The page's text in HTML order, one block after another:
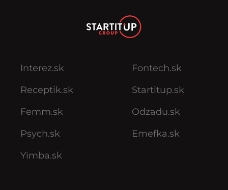
Interez.sk
Receptik.sk
Femm.sk
Psych.sk
Yimba.sk
Fontech.sk
Startitup.sk
Odzadu.sk
Emefka.sk